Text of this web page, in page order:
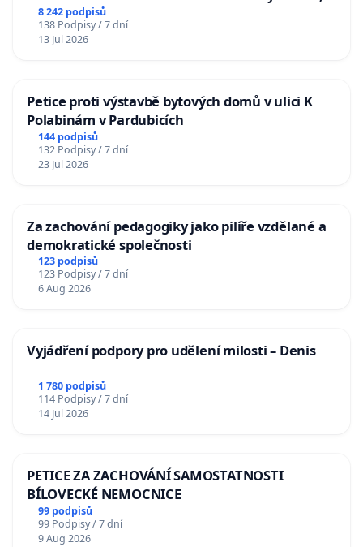
Charles University
8 242 podpisů
138 Podpisy / 7 dní
13 Jul 2026
Petice proti výstavbě bytových domů v ulici K
Polabinám v Pardubicích
144 podpisů
132 Podpisy / 7 dní
23 Jul 2026
Za zachování pedagogiky jako pilíře vzdělané a
demokratické společnosti
123 podpisů
123 Podpisy / 7 dní
6 Aug 2026
Vyjádření podpory pro udělení milosti – Denis
1 780 podpisů
114 Podpisy / 7 dní
14 Jul 2026
PETICE ZA ZACHOVÁNÍ SAMOSTATNOSTI
BÍLOVECKÉ NEMOCNICE
99 podpisů
99 Podpisy / 7 dní
9 Aug 2026